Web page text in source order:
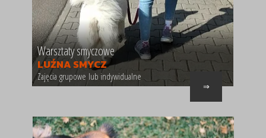
⇒
Warsztaty smyczowe
LUŹNA SMYCZ
Zajęcia grupowe lub indywidualne